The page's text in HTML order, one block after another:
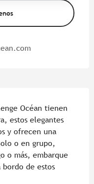
Océan tienen
estos elegantes
y ofrecen una
o en grupo,
o más, embarque
de estos